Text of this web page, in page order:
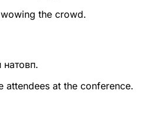
the crowd.
натовп.
attendees at the conference.